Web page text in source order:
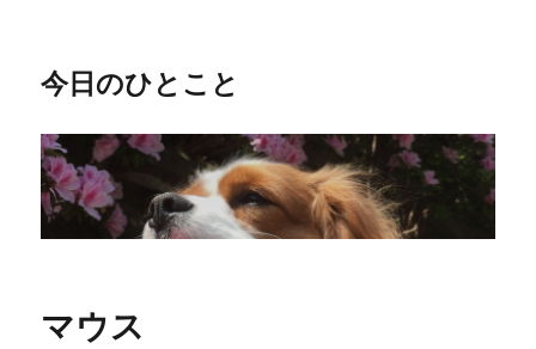
今日のひとこと
マウス